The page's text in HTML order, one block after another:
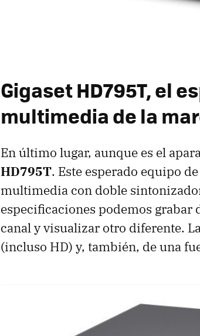
Gigaset HD795T, el
multimedia de la
En último lugar, aunque es el
HD795T. Este esperado equipo
multimedia con doble
especificaciones podemos grabar
canal y visualizar otro diferente.
(incluso HD) y, también, de una